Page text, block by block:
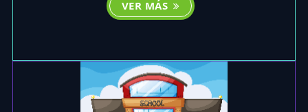
VER MÁS